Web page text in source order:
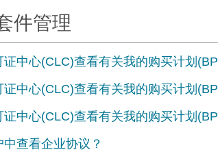
件管理
中心(CLC)查看有关我的购买计划
中心(CLC)查看有关我的购买计划
中心(CLC)查看有关我的购买计划
查看企业协议？